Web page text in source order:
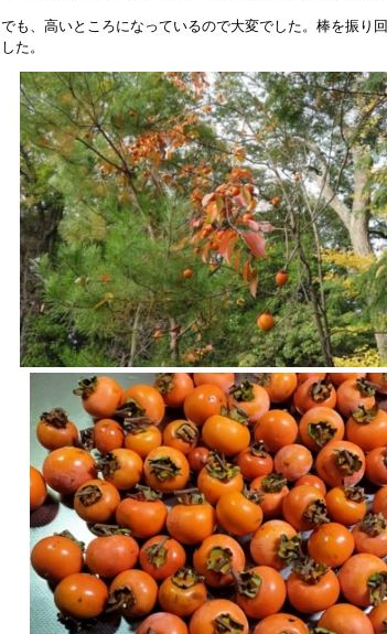
でも、高いところになっているので大変でした。棒を振り
した。